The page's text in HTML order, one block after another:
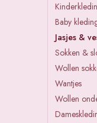
Baby
Jasjes &
Sokken &
Wollen
Wantjes
Wollen